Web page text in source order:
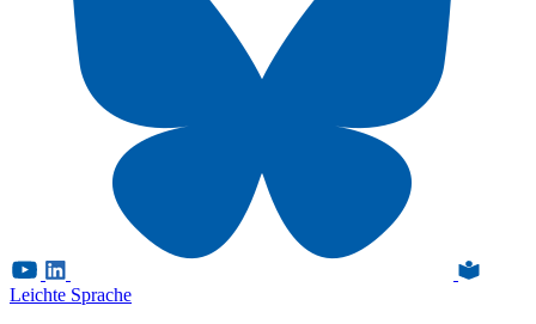
Leichte Sprache